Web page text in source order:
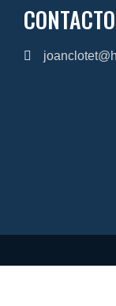
CONTACTO